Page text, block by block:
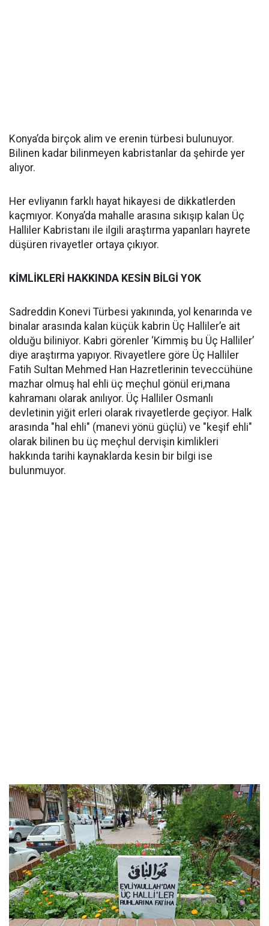
Konya’da birçok alim ve erenin türbesi bulunuyor.
Bilinen kadar bilinmeyen kabristanlar da şehirde yer
alıyor.
Her evliyanın farklı hayat hikayesi de dikkatlerden
kaçmıyor. Konya’da mahalle arasına sıkışıp kalan Üç
Halliler Kabristanı ile ilgili araştırma yapanları hayrete
düşüren rivayetler ortaya çıkıyor.
KİMLİKLERİ HAKKINDA KESİN BİLGİ YOK
Sadreddin Konevi Türbesi yakınında, yol kenarında ve
binalar arasında kalan küçük kabrin Üç Halliler’e ait
olduğu biliniyor. Kabri görenler ‘Kimmiş bu Üç Halliler’
diye araştırma yapıyor. Rivayetlere göre Üç Halliler
Fatih Sultan Mehmed Han Hazretlerinin teveccühüne
mazhar olmuş hal ehli üç meçhul gönül eri,mana
kahramanı olarak anılıyor. Üç Halliler Osmanlı
devletinin yiğit erleri olarak rivayetlerde geçiyor. Halk
arasında "hal ehli" (manevi yönü güçlü) ve "keşif ehli"
olarak bilinen bu üç meçhul dervişin kimlikleri
hakkında tarihi kaynaklarda kesin bir bilgi ise
bulunmuyor.